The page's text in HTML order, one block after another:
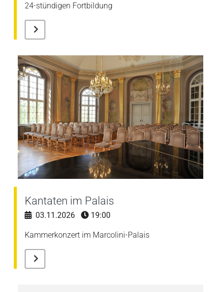
24-stündigen Fortbildung
Kantaten im Palais
03.11.2026 19:00
Kammerkonzert im Marcolini-Palais